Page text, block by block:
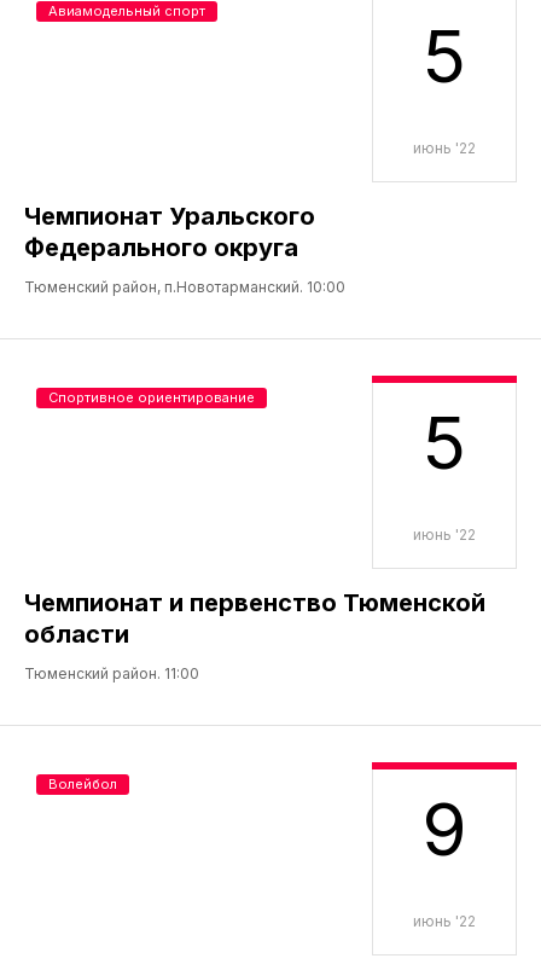
5
июнь '22
Чемпионат Уральского
Федерального округа
Тюменский район, п.Новотарманский. 10:00
Авиамодельный спорт
5
июнь '22
Чемпионат и первенство Тюменской
области
Тюменский район. 11:00
Спортивное ориентирование
9
июнь '22
Волейбол